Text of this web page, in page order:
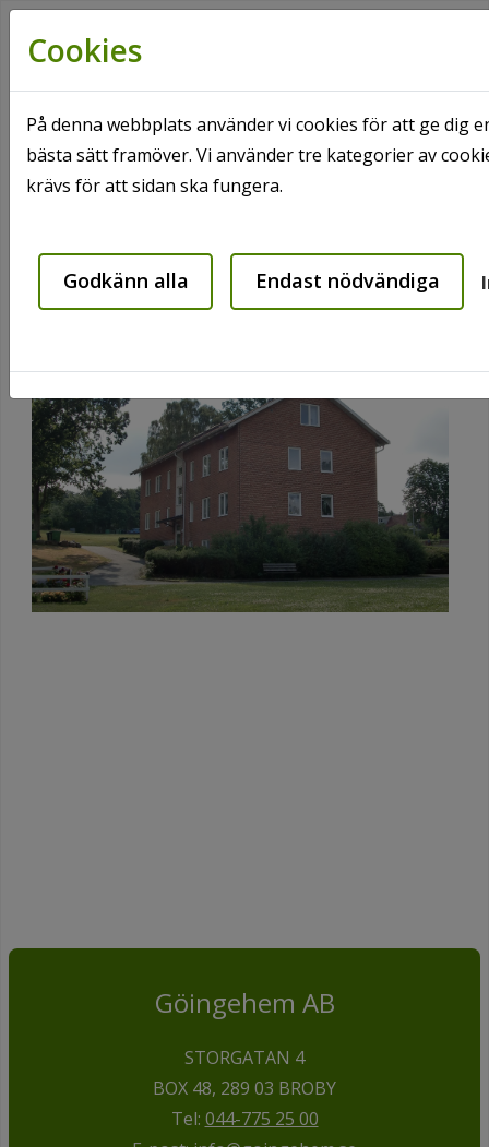
Hem Våra områden
Hanaskog
Vindelgatan 15
Göingehem AB
STORGATAN 4
BOX 48, 289 03 BROBY
Tel: 044-775 25 00
Cookies
På denna webbplats använder vi cookies för att ge dig
bästa sätt framöver. Vi använder tre kategorier av
krävs för att sidan ska fungera.
Godkänn alla Endast nödvändiga